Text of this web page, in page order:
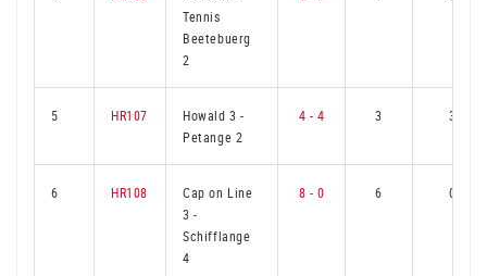
Tennis
Beetebuerg
2
5 HR107 Howald 3-
Petange 2
4 - 4 3 3
6 HR108
Cap on Line
3-
Schifflange
4
8 - 0 6 0